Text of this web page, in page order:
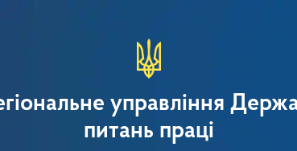
управління
питань праці